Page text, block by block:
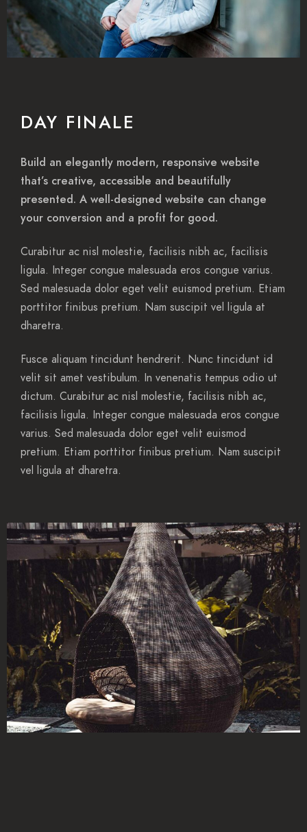
DAY FINALE
Build an elegantly modern, responsive website
that’s creative, accessible and beautifully
presented. A well-designed website can change
your conversion and a profit for good.
Curabitur ac nisl molestie, facilisis nibh ac, facilisis
ligula. Integer congue malesuada eros congue varius.
Sed malesuada dolor eget velit euismod pretium. Etiam
porttitor finibus pretium. Nam suscipit vel ligula at
dharetra.
Fusce aliquam tincidunt hendrerit. Nunc tincidunt id
velit sit amet vestibulum. In venenatis tempus odio ut
dictum. Curabitur ac nisl molestie, facilisis nibh ac,
facilisis ligula. Integer congue malesuada eros congue
varius. Sed malesuada dolor eget velit euismod
pretium. Etiam porttitor finibus pretium. Nam suscipit
vel ligula at dharetra.